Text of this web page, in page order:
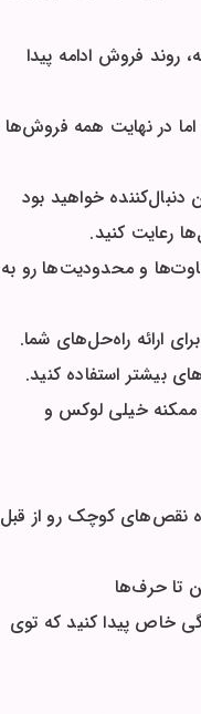
فروش ادامه پیدا
در نهایت همه فروش‌ها
خواهید بود
رعایت کنید.
و محدودیت‌ها رو به
ارائه راه‌حل‌های شما.
بیشتر استفاده کنید.
ممکنه خیلی لوکس و
نقص‌های کوچک رو از قبل
تا حرف‌ها
خاص پیدا کنید که توی